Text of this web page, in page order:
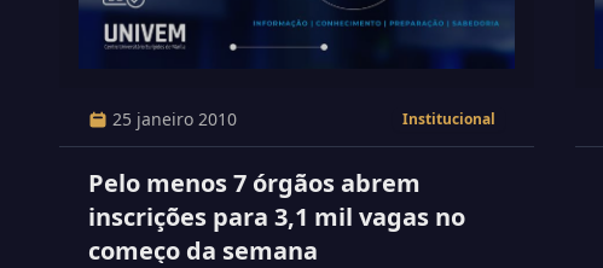
25 janeiro 2010 Institucional
Pelo menos 7 órgãos abrem
inscrições para 3,1 mil vagas no
começo da semana